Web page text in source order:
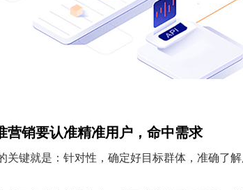
营销要认准精准用户，命中需求
关键就是：针对性，确定好目标群体，准确了